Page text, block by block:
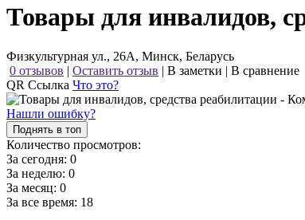
Товары для инвалидов,
Физкультурная ул., 26А, Минск, Беларусь
0 отзывов | Оставить отзыв | В заметки | В сравнение
QR Ссылка Что это?
Нашли ошибку?
Поднять в топ
Количество просмотров:
За сегодня: 0
За неделю: 0
За месяц: 0
За все время: 18